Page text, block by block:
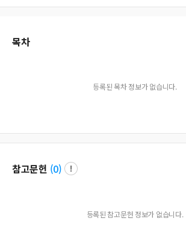
목차
등록된 목차 정보가 없습니다.
참고문헌 (0)
등록된 참고문헌 정보가 없습니다.